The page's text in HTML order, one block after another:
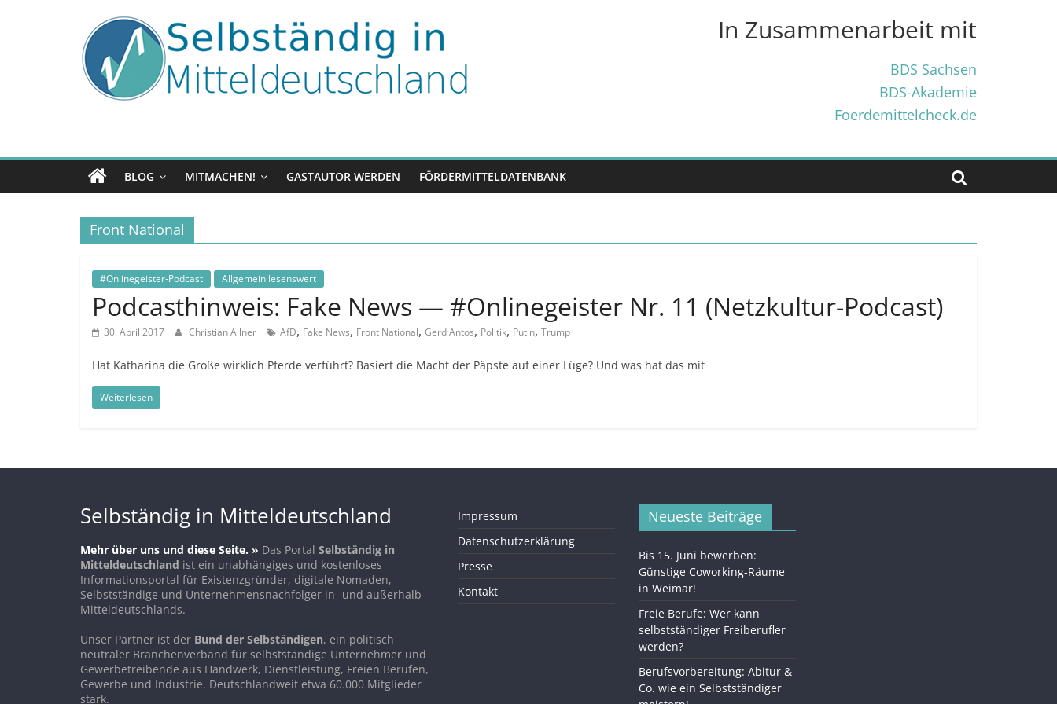
Selbständig
Mitteldeutschland
Tipps
und
Tricks
für
Selbständige
und
Gründer
und
außerhalb
In Zusammenarbeit mit
BDS Sachsen
BDS-Akademie
Foerdemittelcheck.de
BLOG MITMACHEN! GASTAUTOR WERDEN FÖRDERMITTELDATENBANK
Front National
#Onlinegeister-Podcast Allgemein lesenswert
Podcasthinweis: Fake News — #Onlinegeister Nr. 11 (Netzkultur-Podcast)
30. April 2017 Christian Allner AfD, Fake News, Front National, Gerd Antos, Politik, Putin, Trump
Hat Katharina die Große wirklich Pferde verführt? Basiert die Macht der Päpste auf einer Lüge? Und was hat das mit
Weiterlesen
Selbständig in Mitteldeutschland
Mehr über uns und diese Seite. » Das Portal Selbständig in
Mitteldeutschland ist ein unabhängiges und kostenloses
Informationsportal für Existenzgründer, digitale Nomaden,
Selbstständige und Unternehmensnachfolger in- und außerhalb
Mitteldeutschlands.
Unser Partner ist der Bund der Selbständigen, ein politisch
neutraler Branchenverband für selbstständige Unternehmer und
Gewerbetreibende aus Handwerk, Dienstleistung, Freien Berufen,
Gewerbe und Industrie. Deutschlandweit etwa 60.000 Mitglieder
stark.
Impressum
Datenschutzerklärung
Presse
Kontakt
Neueste Beiträge
Bis 15. Juni bewerben:
Günstige Coworking-Räume
in Weimar!
Freie Berufe: Wer kann
selbstständiger Freiberufler
werden?
Berufsvorbereitung: Abitur &
Co. wie ein Selbstständiger